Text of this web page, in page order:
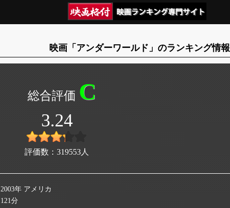
映画「アンダーワールド」のランキング情報
C
3.24
評価数： 319553 人
2003年 アメリカ
121分